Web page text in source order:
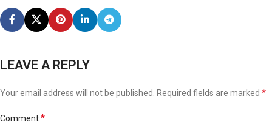
LEAVE A REPLY
Your email address will not be published. Required fields are marked *
Comment*